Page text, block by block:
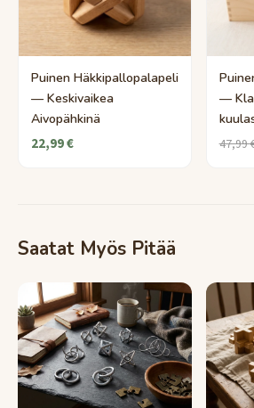
Puinen Häkkipallopalapeli
— Keskivaikea
Aivopähkinä
22,99 €
—
47,99
Saatat Myös Pitää